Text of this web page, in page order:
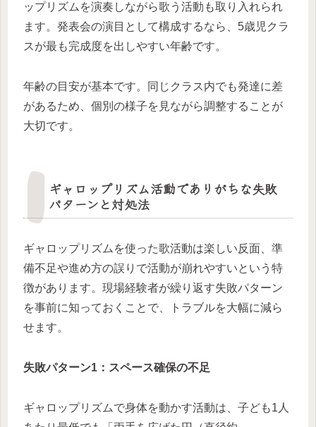
ップリズムを演奏しながら歌う活動も取り入れられ
ます。発表会の演目として構成するなら、5歳児クラ
スが最も完成度を出しやすい年齢です。
年齢の目安が基本です。同じクラス内でも発達に差
があるため、個別の様子を見ながら調整することが
大切です。
ギャロップリズム活動でありがちな失敗
パターンと対処法
ギャロップリズムを使った歌活動は楽しい反面、準
備不足や進め方の誤りで活動が崩れやすいという特
徴があります。現場経験者が繰り返す失敗パターン
を事前に知っておくことで、トラブルを大幅に減ら
せます。
失敗パターン1：スペース確保の不足
ギャロップリズムで身体を動かす活動は、子ども1人